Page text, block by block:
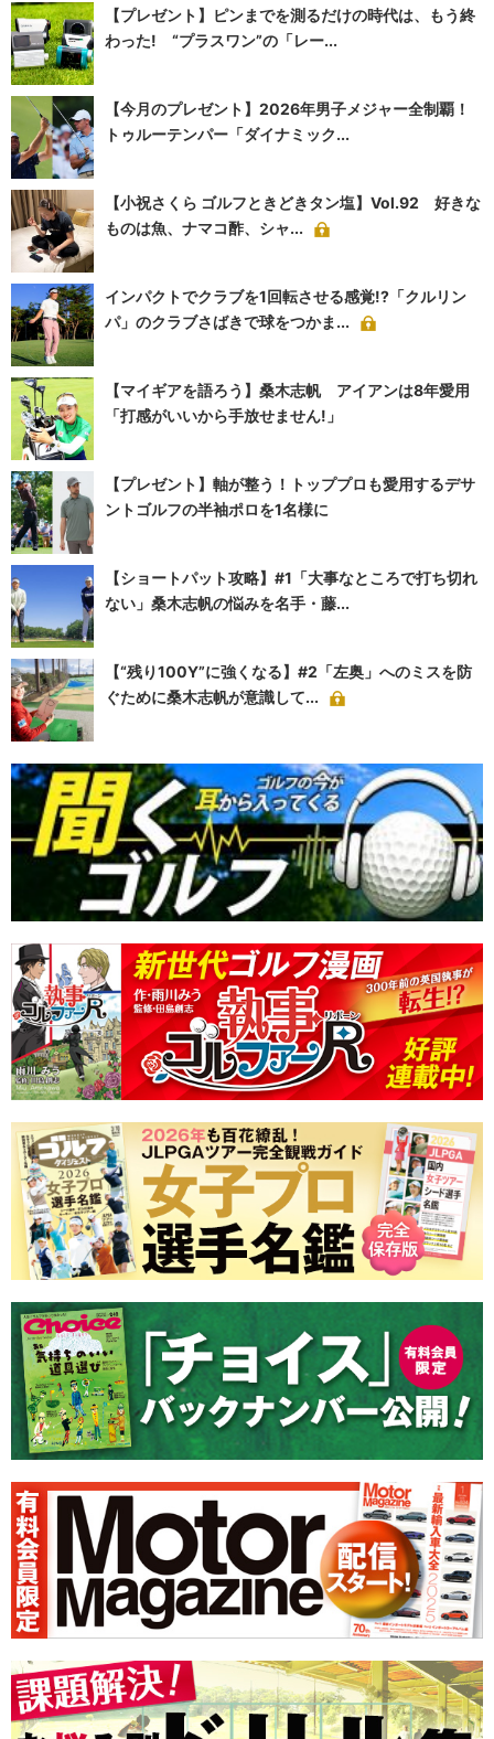
【プレゼント】ピンまでを測るだけの時代は、もう終
わった! “プラスワン”の「レー...
【今月のプレゼント】2026年男子メジャー全制覇！
トゥルーテンパー「ダイナミック...
【小祝さくら ゴルフときどきタン塩】Vol.92 好きな
ものは魚、ナマコ酢、シャ...
インパクトでクラブを1回転させる感覚!?「クルリン
パ」のクラブさばきで球をつかま...
【マイギアを語ろう】桑木志帆 アイアンは8年愛用
「打感がいいから手放せません!」
【プレゼント】軸が整う！トッププロも愛用するデサ
ントゴルフの半袖ポロを1名様に
【ショートパット攻略】#1「大事なところで打ち切れ
ない」桑木志帆の悩みを名手・藤...
【“残り100Y”に強くなる】#2「左奥」へのミスを防
ぐために桑木志帆が意識して...